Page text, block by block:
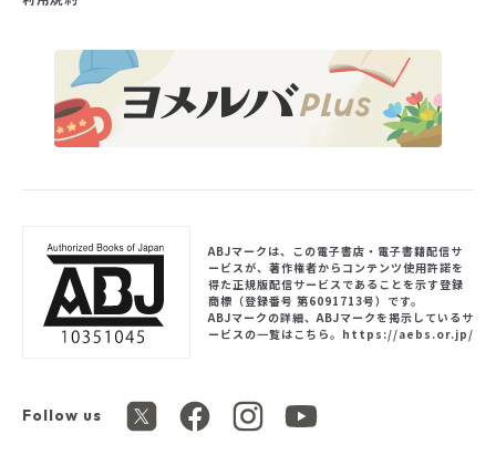
Follow us
ABJマークは、この電子書店・電子書籍配信サ
ービスが、著作権者からコンテンツ使用許諾を
得た正規版配信サービスであることを示す登録
商標（登録番号 第6091713号）です。
ABJマークの詳細、ABJマークを掲示しているサ
ービスの一覧はこちら。 https://aebs.or.jp/